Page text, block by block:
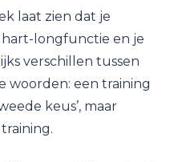
laat zien dat je
longfunctie en je
verschillen tussen
woorden: een training
keus’, maar